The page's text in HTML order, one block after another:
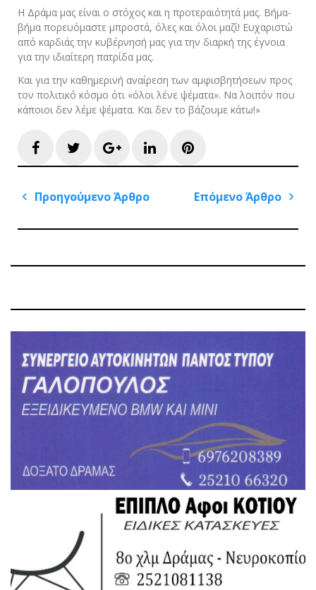
Η Δράμα μας είναι ο στόχος και η προτεραιότητά μας. Βήμα-
βήμα πορευόμαστε μπροστά, όλες και όλοι μαζί! Ευχαριστώ
από καρδιάς την κυβέρνησή μας για την διαρκή της έγνοια
για την ιδιαίτερη πατρίδα μας.
Και για την καθημερινή αναίρεση των αμφισβητήσεων προς
τον πολιτικό κόσμο ότι «όλοι λένε ψέματα». Να λοιπόν που
κάποιοι δεν λέμε ψέματα. Και δεν το βάζουμε κάτω!»
FacebookTwitterGoogle+LinkedInPinterest
Πλοήγηση
Προηγούμενο Άρθρο
Επόμενο Άρθρο